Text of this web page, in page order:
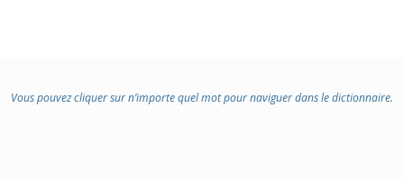
Vous pouvez cliquer sur n’importe quel mot pour naviguer dans le dictionnaire.